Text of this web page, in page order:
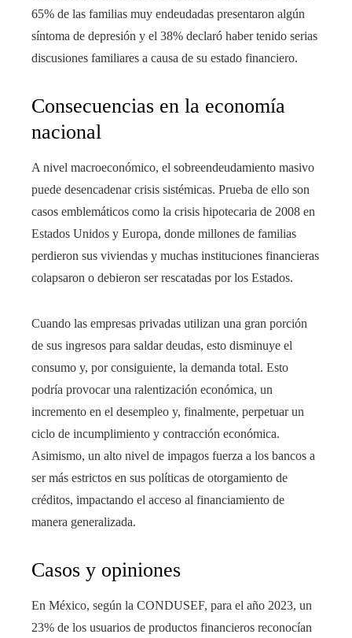
65% de las familias muy endeudadas presentaron algún
síntoma de depresión y el 38% declaró haber tenido serias
discusiones familiares a causa de su estado financiero.
Consecuencias en la economía
nacional
A nivel macroeconómico, el sobreendeudamiento masivo
puede desencadenar crisis sistémicas. Prueba de ello son
casos emblemáticos como la crisis hipotecaria de 2008 en
Estados Unidos y Europa, donde millones de familias
perdieron sus viviendas y muchas instituciones financieras
colapsaron o debieron ser rescatadas por los Estados.
Cuando las empresas privadas utilizan una gran porción
de sus ingresos para saldar deudas, esto disminuye el
consumo y, por consiguiente, la demanda total. Esto
podría provocar una ralentización económica, un
incremento en el desempleo y, finalmente, perpetuar un
ciclo de incumplimiento y contracción económica.
Asimismo, un alto nivel de impagos fuerza a los bancos a
ser más estrictos en sus políticas de otorgamiento de
créditos, impactando el acceso al financiamiento de
manera generalizada.
Casos y opiniones
En México, según la CONDUSEF, para el año 2023, un
23% de los usuarios de productos financieros reconocían